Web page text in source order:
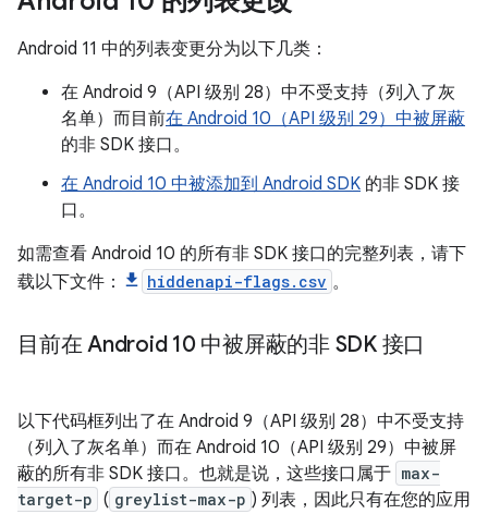
Android 11 中的列表变更分为以下几类：
在 Android 9（API 级别 28）中不受支持（列入了灰
名单）而目前在 Android 10（API 级别 29）中被屏蔽
的非 SDK 接口。
在 Android 10 中被添加到 Android SDK 的非 SDK 接
口。
如需查看 Android 10 的所有非 SDK 接口的完整列表，请下
载以下文件：
hiddenapi-flags.csv 。
目前在 Android 10 中被屏蔽的非 SDK 接口
以下代码框列出了在 Android 9（API 级别 28）中不受支持
（列入了灰名单）而在 Android 10（API 级别 29）中被屏
蔽的所有非 SDK 接口。也就是说，这些接口属于 max-
target-p ( greylist-max-p ) 列表，因此只有在您的应用